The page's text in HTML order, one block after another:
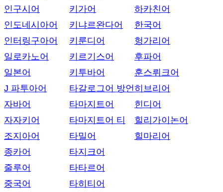
인구시어
인도네시아어
인터링구아어
일로카노어
일본어
J 파투아어
자바어
자자키어
조지아어
종카어
줄루어
중국어
키가어
키냐르완다어
키룬디어
키르기스어
키투바어
타갈로그어 방언
타마지트어
타마지트어 티
타밀어
타지크어
타타르어
타히티어
하카친어
한국어
헝가리어
후파어
훈스뤼크어
히브리어
힌디어
힐리가이논어
힐마리어